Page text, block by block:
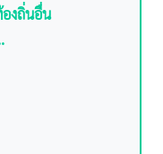
งถิ่นอื่น